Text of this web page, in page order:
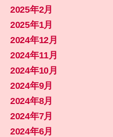
2025年2月
2025年1月
2024年12月
2024年11月
2024年10月
2024年9月
2024年8月
2024年7月
2024年6月